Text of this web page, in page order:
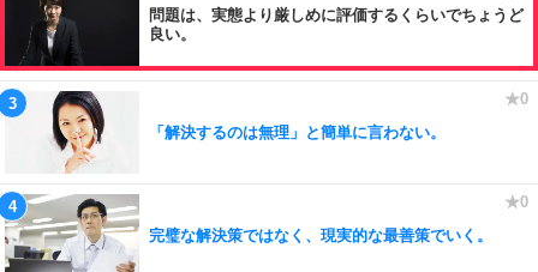
問題は、実態より厳しめに評価するくらいでちょうど
良い。
「解決するのは無理」と簡単に言わない。
完璧な解決策ではなく、現実的な最善策でいく。